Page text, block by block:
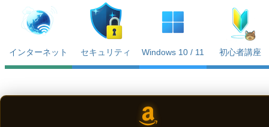
インターネット セキュリティ Windows 10 / 11 初心者講座